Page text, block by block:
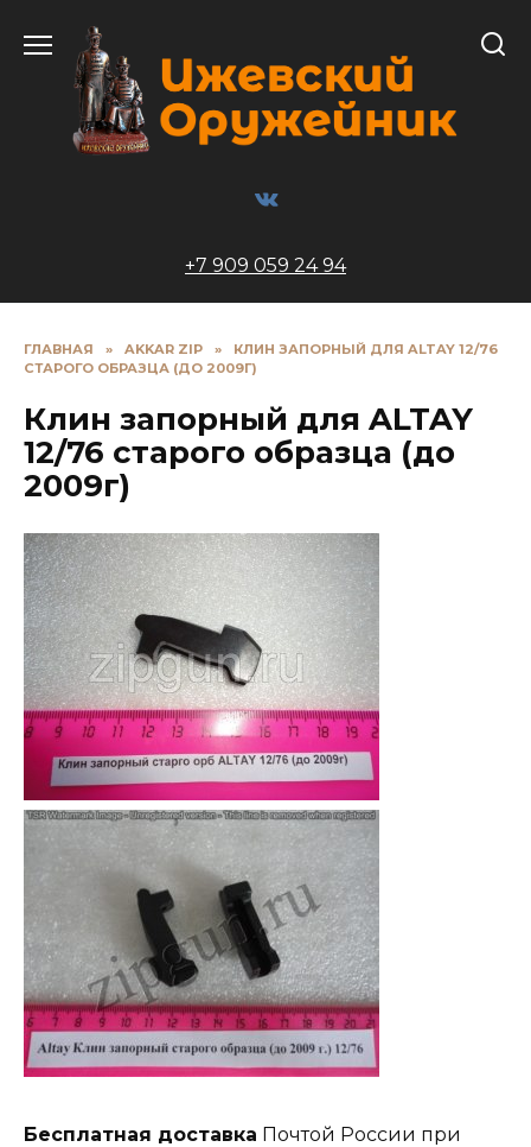
содержанию
+7 909 059 24 94
ГЛАВНАЯ » AKKAR ZIP »
КЛИН ЗАПОРНЫЙ ДЛЯ ALTAY 12/76
СТАРОГО ОБРАЗЦА (ДО 2009Г)
Клин запорный для ALTAY
12/76 старого образца (до
2009г)
Бесплатная доставка Почтой России при